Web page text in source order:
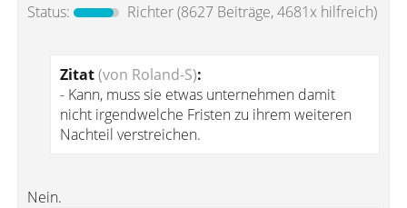
Status:
Richter(8627 Beiträge, 4681x hilfreich)
Zitat(von Roland-S):
- Kann, muss sie etwas unternehmen damit
nicht irgendwelche Fristen zu ihrem weiteren
Nachteil verstreichen.
Nein.